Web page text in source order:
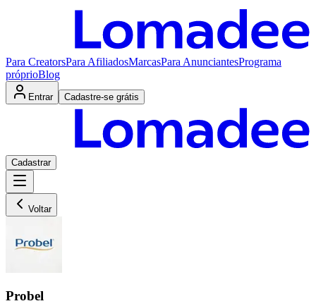
Para CreatorsPara AfiliadosMarcasPara AnunciantesPrograma
próprioBlog
Entrar Cadastre-se grátis
Cadastrar
Voltar
Probel